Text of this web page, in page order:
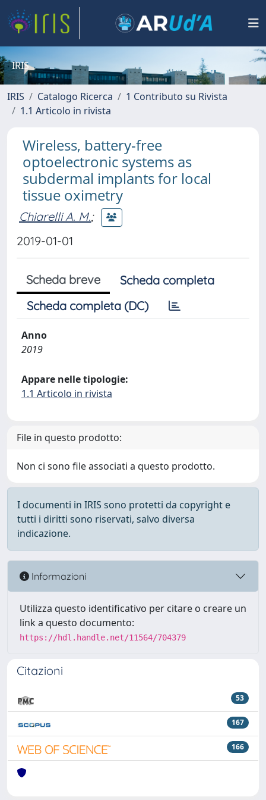
IRIS
IRIS Catalogo Ricerca
1 Contributo su Rivista
1.1 Articolo in rivista
Wireless, battery-free
optoelectronic systems as
subdermal implants for local
tissue oximetry
Chiarelli A. M.;
2019-01-01
Scheda breve
Scheda completa
Scheda completa (DC)
Anno
2019
Appare nelle tipologie:
1.1 Articolo in rivista
File in questo prodotto:
Non ci sono file associati a questo prodotto.
I documenti in IRIS sono protetti da copyright e
tutti i diritti sono riservati, salvo diversa
indicazione.
Informazioni
Utilizza questo identificativo per citare o creare un
link a questo documento:
https://hdl.handle.net/11564/704379
Citazioni
53
167
166